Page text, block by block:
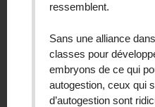
ressemblent.
Sans une alliance
classes pour
embryons de ce qui
autogestion, ceux qui
d’autogestion sont